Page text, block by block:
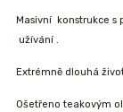
Masivní konstrukce s
užívání .
Extrémně dlouhá
Ošetřeno teakovým